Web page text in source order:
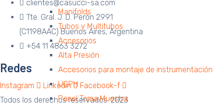
Manifolds
Tubos y Multitubos
Accesorios
Alta Presión
Accesorios para montaje de instrumentación
UGPH
Panel Toma Muestra
clientes@casucci-sa.com
Tte. Gral. J. D. Perón 2991
(C1198AAC) Buenos Aires, Argentina
+54 11 4863 3272
Redes
Instagram Linkedin
Facebook-f
Todos los derechos reservados. 2023